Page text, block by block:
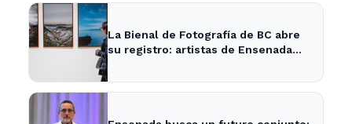
La Bienal de Fotografía de BC abre
su registro: artistas de Ensenada